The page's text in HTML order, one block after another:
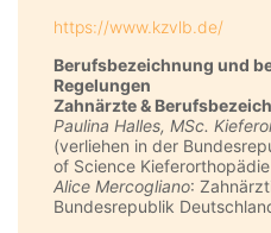
https://www.kzvlb.de/
Berufsbezeichnung und
Regelungen
Zahnärzte &
Paulina Halles, MSc.
(verliehen in der
of Science
Alice Mercogliano:
Bundesrepublik